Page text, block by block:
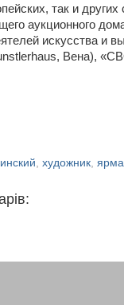
так и
аукционного
искусства и
Вена),
, художник,